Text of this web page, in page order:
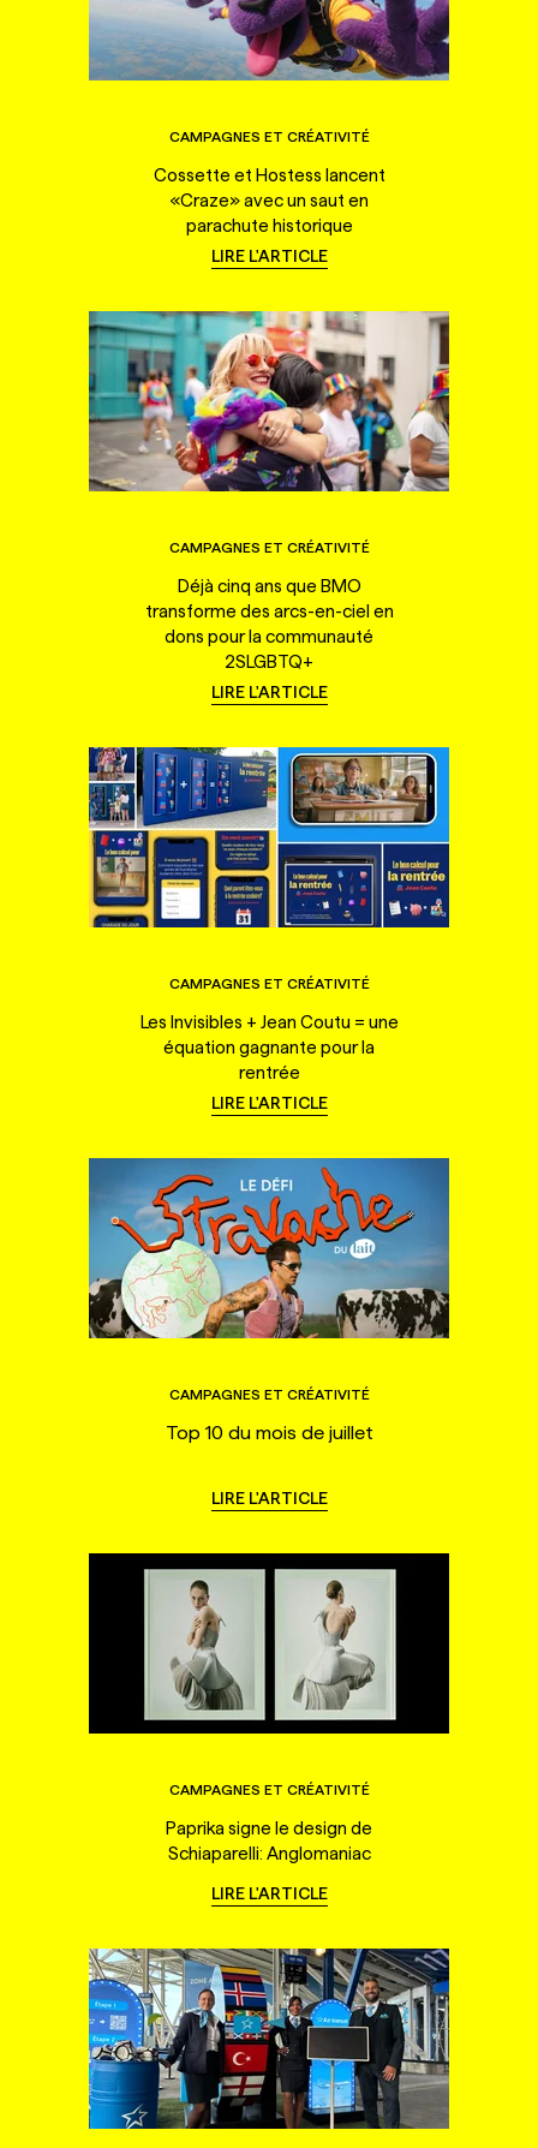
CAMPAGNES ET CRÉATIVITÉ
Cossette et Hostess lancent
«Craze» avec un saut en
parachute historique
LIRE L'ARTICLE
CAMPAGNES ET CRÉATIVITÉ
Déjà cinq ans que BMO
transforme des arcs-en-ciel en
dons pour la communauté
2SLGBTQ+
LIRE L'ARTICLE
CAMPAGNES ET CRÉATIVITÉ
Les Invisibles + Jean Coutu = une
équation gagnante pour la
rentrée
LIRE L'ARTICLE
CAMPAGNES ET CRÉATIVITÉ
Top 10 du mois de juillet
LIRE L'ARTICLE
CAMPAGNES ET CRÉATIVITÉ
Paprika signe le design de
Schiaparelli: Anglomaniac
LIRE L'ARTICLE